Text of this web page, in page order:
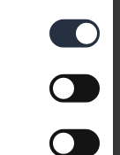
port, votre
nos
en